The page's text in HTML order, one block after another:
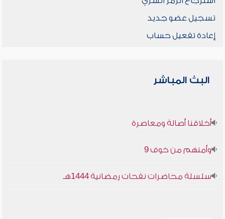
تسجيل عضو جديد
إعادة تفعيل حساب
البث المباشر
أخلاقنا أصالة ومعاصرة
وأمنهم من خوف 9
سلسلة محاضرات نفحات رمضانية 1444هـ